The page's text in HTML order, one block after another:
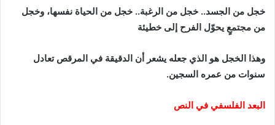
خجل من الجسد.. خجل من الرغبة.. خجل من الحياة نفسها، وخجل
من مجتمعٍ يحوّل الفرح إلى خطيئة
وهذا الخجل هو الذي جعله يشعر أن الدقيقة في المرقص تعادل
سنوات من عمره السجين.
البعد الفلسفي في النص